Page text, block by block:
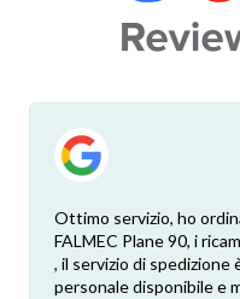
Ottimo servizio, ho
FALMEC Plane 90, i
, il servizio di spedizione
personale disponibile e